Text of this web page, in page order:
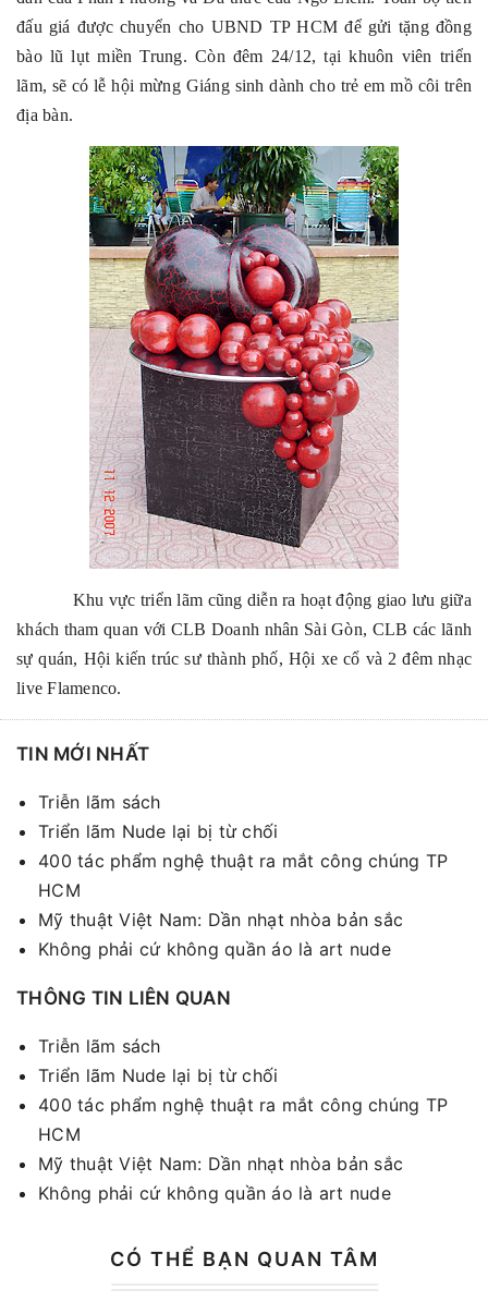
đấu giá được chuyển cho UBND TP HCM để gửi tặng đồng
bào lũ lụt miền Trung. Còn đêm 24/12, tại khuôn viên triển
lãm, sẽ có lễ hội mừng Giáng sinh dành cho trẻ em mồ côi trên
địa bàn.
Khu vực triển lãm cũng diễn ra hoạt động giao lưu giữa
khách tham quan với CLB Doanh nhân Sài Gòn, CLB các lãnh
sự quán, Hội kiến trúc sư thành phố, Hội xe cổ và 2 đêm nhạc
live Flamenco.
TIN MỚI NHẤT
Triễn lãm sách
Triển lãm Nude lại bị từ chối
400 tác phẩm nghệ thuật ra mắt công chúng TP
HCM
Mỹ thuật Việt Nam: Dần nhạt nhòa bản sắc
Không phải cứ không quần áo là art nude
THÔNG TIN LIÊN QUAN
Triễn lãm sách
Triển lãm Nude lại bị từ chối
400 tác phẩm nghệ thuật ra mắt công chúng TP
HCM
Mỹ thuật Việt Nam: Dần nhạt nhòa bản sắc
Không phải cứ không quần áo là art nude
CÓ THỂ BẠN QUAN TÂM